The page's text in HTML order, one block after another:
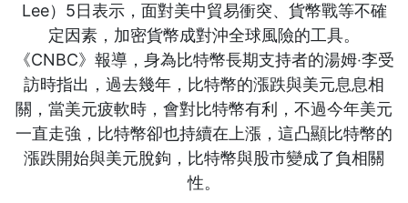
Lee）5日表示，面對美中貿易衝突、貨幣戰等不確
定因素，加密貨幣成對沖全球風險的工具。
《CNBC》報導，身為比特幣長期支持者的湯姆‧李受
訪時指出，過去幾年，比特幣的漲跌與美元息息相
關，當美元疲軟時，會對比特幣有利，不過今年美元
一直走強，比特幣卻也持續在上漲，這凸顯比特幣的
漲跌開始與美元脫鉤，比特幣與股市變成了負相關
性。